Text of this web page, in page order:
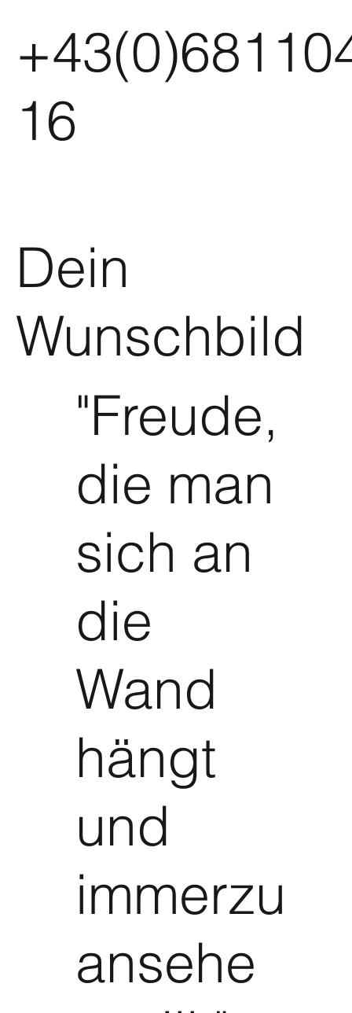
Dein
Wunschbild
"Freude,
die man
sich an
die
Wand
hängt
und
immerzu
ansehe
16